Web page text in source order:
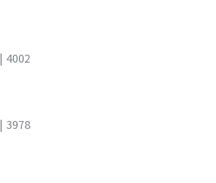
| 4002
| 3978